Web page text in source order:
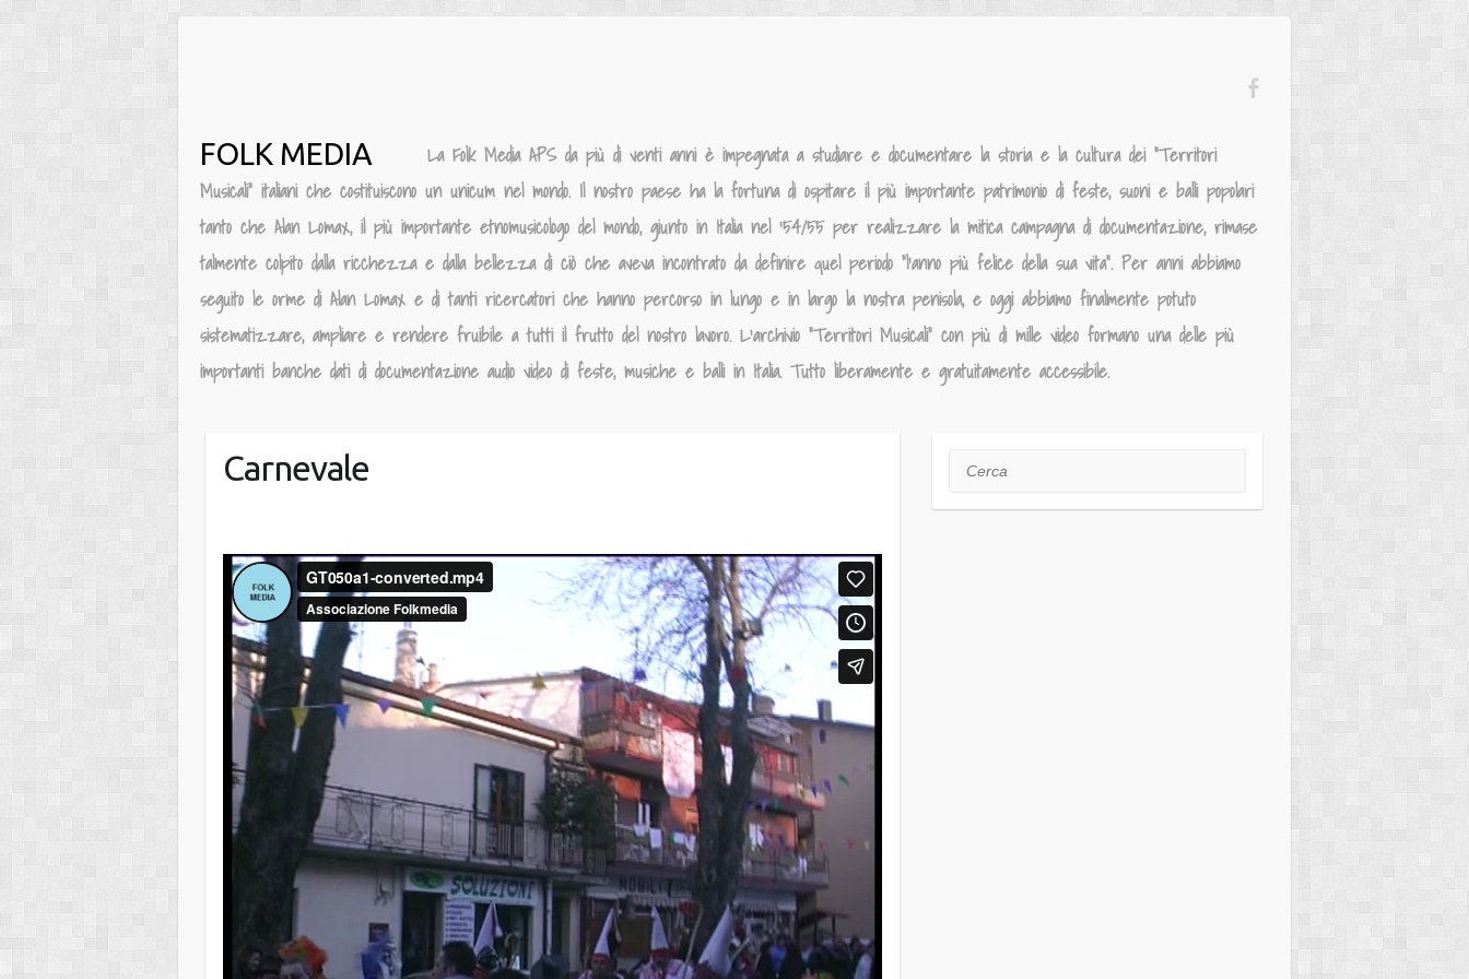
Salta
FOLK MEDIA
La Folk Media APS da più di venti anni è impegnata a studiare e documentare la storia e la cultura dei “Territori
Musicali” italiani che costituiscono un unicum nel mondo. Il nostro paese ha la fortuna di ospitare il più importante patrimonio di feste, suoni e balli popolari
tanto che Alan Lomax, il più importante etnomusicologo del mondo, giunto in Italia nel ‘54/55 per realizzare la mitica campagna di documentazione, rimase
talmente colpito dalla ricchezza e dalla bellezza di ciò che aveva incontrato da definire quel periodo “l’anno più felice della sua vita”. Per anni abbiamo
seguito le orme di Alan Lomax e di tanti ricercatori che hanno percorso in lungo e in largo la nostra penisola, e oggi abbiamo finalmente potuto
sistematizzare, ampliare e rendere fruibile a tutti il frutto del nostro lavoro. L’archivio “Territori Musicali” con più di mille video formano una delle più
importanti banche dati di documentazione audio video di feste, musiche e balli in Italia. Tutto liberamente e gratuitamente accessibile.
Carnevale Cerca